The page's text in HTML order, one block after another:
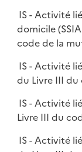
IS - Activité
domicile
code de la
IS - Activité
du Livre III
IS - Activité
Livre III du
IS - Activité